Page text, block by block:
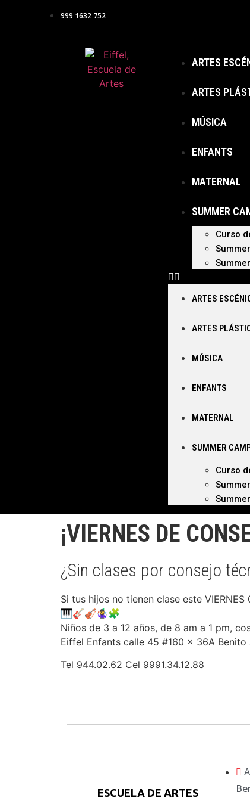
999 1632 752
ARTES
ARTES
MÚSICA
ENFANTS
MATERNAL
SUMMER
Curso
ARTES
ARTES
MÚSICA
ENFANTS
MATERNAL
SUMMER
Curso
¡VIERNES DE
¿Sin clases por consejo
Si tus hijos no tienen clase este
🎹🎸🎻🤹‍♀🧩
Niños de 3 a 12 años, de 8 am a 1 pm,
Eiffel Enfants calle 45 #160 x 36A Benito
Tel 944.02.62 Cel 9991.34.12.88
ESCUELA DE ARTES